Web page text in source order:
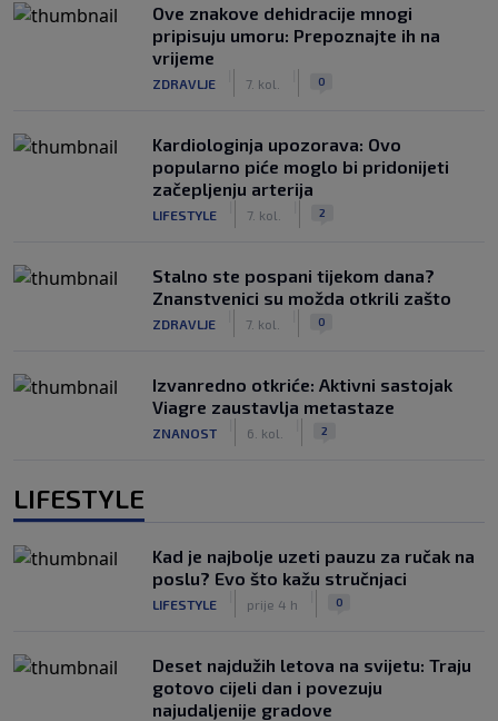
Ove znakove dehidracije mnogi
pripisuju umoru: Prepoznajte ih na
vrijeme
ZDRAVLJE 7. kol. 0
Kardiologinja upozorava: Ovo
popularno piće moglo bi pridonijeti
začepljenju arterija
LIFESTYLE 7. kol. 2
Stalno ste pospani tijekom dana?
Znanstvenici su možda otkrili zašto
ZDRAVLJE 7. kol. 0
Izvanredno otkriće: Aktivni sastojak
Viagre zaustavlja metastaze
ZNANOST 6. kol. 2
LIFESTYLE
Kad je najbolje uzeti pauzu za ručak na
poslu? Evo što kažu stručnjaci
LIFESTYLE prije 4 h 0
Deset najdužih letova na svijetu: Traju
gotovo cijeli dan i povezuju
najudaljenije gradove